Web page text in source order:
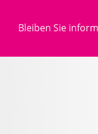
Bleiben Sie